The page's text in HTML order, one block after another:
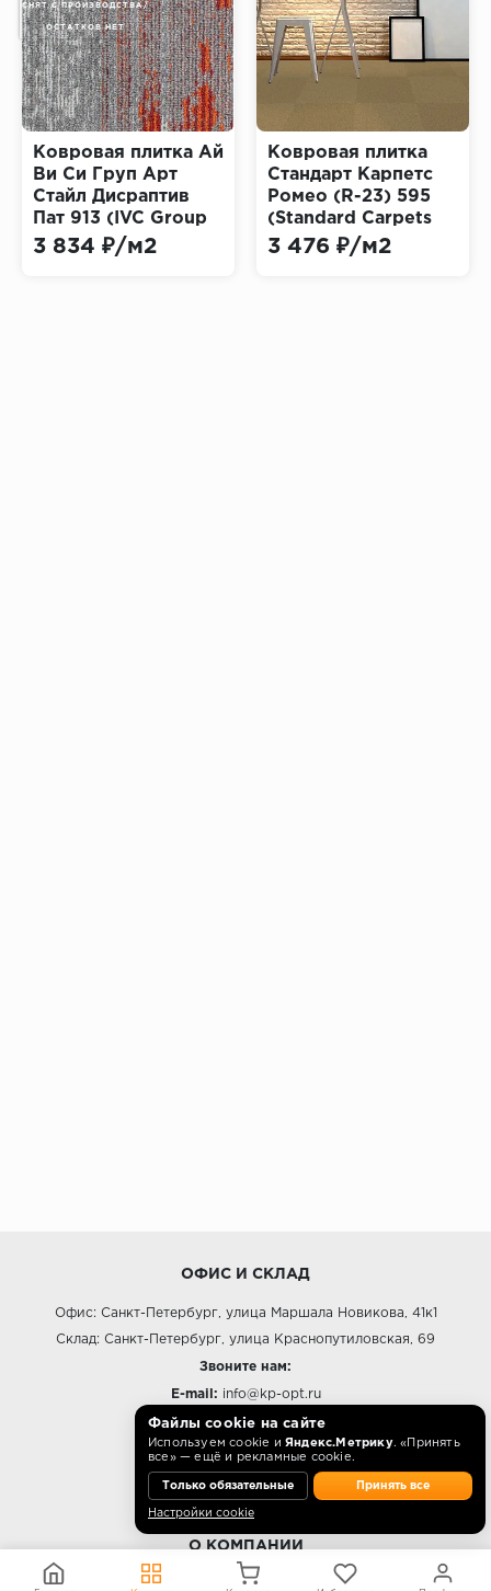
СНЯТ С ПРОИЗВОДСТВА/
ОСТАТКОВ НЕТ
Ковровая плитка Ай
Ви Си Груп Арт
Стайл Дисраптив
Пат 913 (IVC Group
Disruptive Path Art
3 834 ₽/м2
Ковровая плитка
Стандарт Карпетс
Ромео (R-23) 595
(Standard Carpets
Romeo)
3 476 ₽/м2
ОФИС И СКЛАД
Офис: Санкт-Петербург, улица Маршала Новикова, 41к1
Склад: Санкт-Петербург, улица Краснопутиловская, 69
Звоните нам:
E-mail: info@kp-opt.ru
Режим работы
10:00 - 18:00 пн-пт.
О КОМПАНИИ
Контакты
Файлы cookie на сайте
Используем cookie и Яндекс.Метрику. «Принять
все» — ещё и рекламные cookie.
Только обязательные Принять все
Настройки cookie